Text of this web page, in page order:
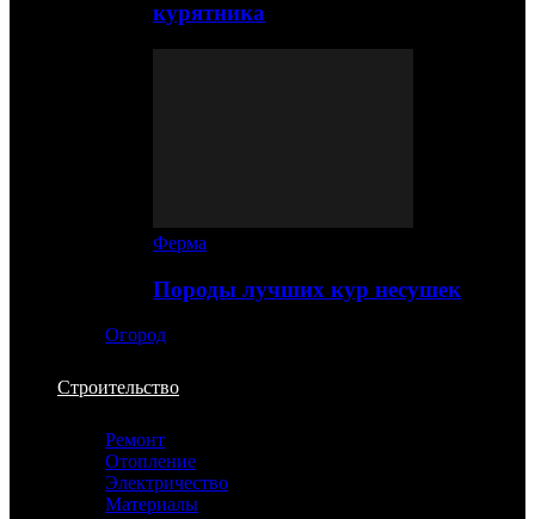
курятника
Ферма
Породы лучших кур несушек
Огород
Строительство
Ремонт
Отопление
Электричество
Материалы